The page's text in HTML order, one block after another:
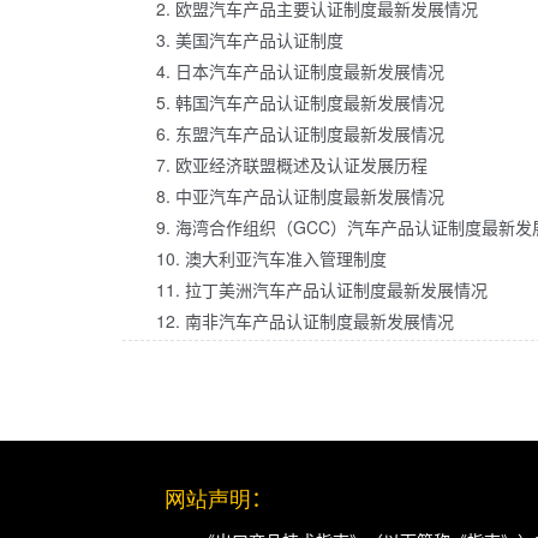
2. 欧盟汽车产品主要认证制度最新发展情况
3. 美国汽车产品认证制度
4. 日本汽车产品认证制度最新发展情况
5. 韩国汽车产品认证制度最新发展情况
6. 东盟汽车产品认证制度最新发展情况
7. 欧亚经济联盟概述及认证发展历程
8. 中亚汽车产品认证制度最新发展情况
9. 海湾合作组织（GCC）汽车产品认证制度最新发
10. 澳大利亚汽车准入管理制度
11. 拉丁美洲汽车产品认证制度最新发展情况
12. 南非汽车产品认证制度最新发展情况
网站声明 ：